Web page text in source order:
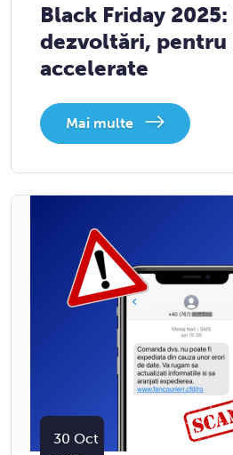
Black Friday
dezvoltări, pentru
accelerate
Mai multe
30 Oct